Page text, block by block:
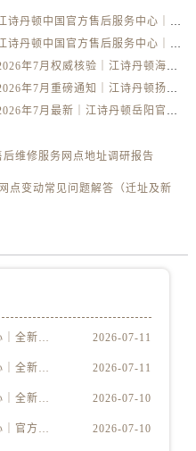
贵州省黔西南布依族苗族自治州兴义市大道与桔香路交汇处江诗丹顿售后服务中心（需提前预约）
贵州省铜仁市碧江区民主路江诗丹顿售后服务中心（需提前预约）
贵州省遵义市红花岗区共青大道与嵩山路交叉口江诗丹顿售后服务中心（需提前预约）
四川省阿坝州市马尔康市团结街江诗丹顿售后服务中心（需提前预约）
四川省巴中市巴州区江北大道江诗丹顿售后服务中心（需提前预约）
四川省德阳市旌阳区长江西路、南街江诗丹顿售后服务中心（需提前预约）
江诗丹顿中国官方售后服务中心｜全新维修地址及官方热线权威信息通告（2026年7月最新）
江诗丹顿中国官方售后服务中心｜官方热线与门店地址权威信息通知（2026年7月最新）
2026年7月权威核验｜江诗丹顿海口官方专柜服务热线与客户支持
2026年7月重磅通知｜江诗丹顿扬州官方专柜服务电话与客户咨询热线
2026年7月最新｜江诗丹顿岳阳官方专柜客户服务热线核验，门店信息全公开
维修服务网点地址调研报告
点变动常见问题解答（迁址及新
江诗丹顿中国官方售后服务中心｜全新维修地址及官方热线权威信息声明（2026年7月最新） 2026-07-11
江诗丹顿中国官方售后服务中心｜全新维修地址及官方热线权威信息通告（2026年7月最新） 2026-07-11
江诗丹顿中国官方售后服务中心｜全新地址及售后电话权威信息声明（2026年7月最新） 2026-07-10
江诗丹顿中国官方售后服务中心｜官方热线与门店地址权威信息通知（2026年7月最新） 2026-07-10